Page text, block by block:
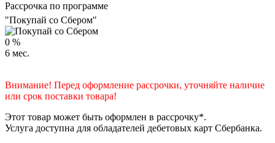
Рассрочка по программе
"Покупай со Сбером"
0 %
6 мес.
Внимание! Перед оформление рассрочки, уточняйте наличие
или срок поставки товара!
Этот товар может быть оформлен в рассрочку*.
Услуга доступна для обладателей дебетовых карт Сбербанка.